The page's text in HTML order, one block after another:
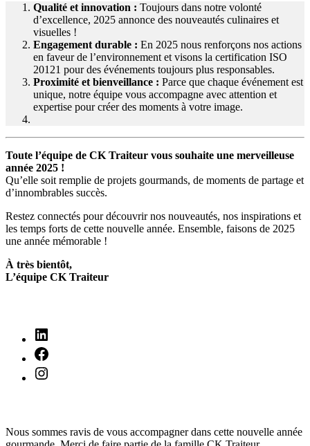
Qualité et innovation : Toujours dans notre volonté
d’excellence, 2025 annonce des nouveautés culinaires et
visuelles !
Engagement durable : En 2025 nous renforçons nos actions
en faveur de l’environnement et visons la certification ISO
20121 pour des événements toujours plus responsables.
Proximité et bienveillance : Parce que chaque événement est
unique, notre équipe vous accompagne avec attention et
expertise pour créer des moments à votre image.
Toute l’équipe de CK Traiteur vous souhaite une merveilleuse
année 2025 !
Qu’elle soit remplie de projets gourmands, de moments de partage et
d’innombrables succès.
Restez connectés pour découvrir nos nouveautés, nos inspirations et
les temps forts de cette nouvelle année. Ensemble, faisons de 2025
une année mémorable !
À très bientôt,
L’équipe CK Traiteur
Nous sommes ravis de vous accompagner dans cette nouvelle année